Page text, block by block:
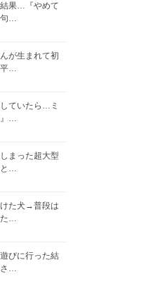
果…『やめて
句…
が生まれて初
平…
ていたら…ミ
』…
まった超大型
と…
た犬→普段は
た…
びに行った結
さ…